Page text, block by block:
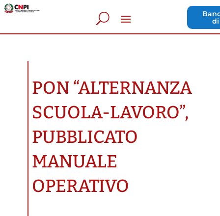
PON “ALTERNANZA
SCUOLA-LAVORO”,
PUBBLICATO
MANUALE
OPERATIVO